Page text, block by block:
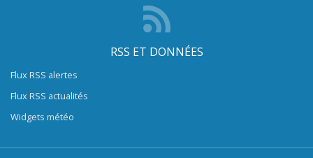
RSS ET DONNÉES
Flux RSS alertes
Flux RSS actualités
Widgets météo